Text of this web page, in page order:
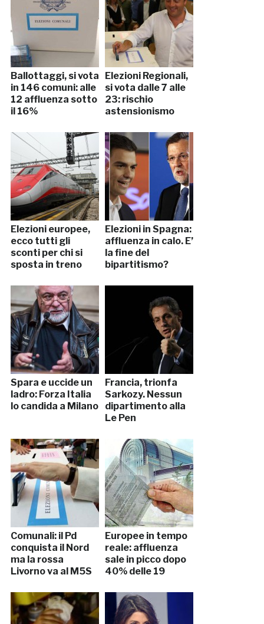
Ballottaggi, si vota
in 146 comuni: alle
12 affluenza sotto
il 16%
Elezioni Regionali,
si vota dalle 7 alle
23: rischio
astensionismo
Elezioni europee,
ecco tutti gli
sconti per chi si
sposta in treno
Elezioni in Spagna:
affluenza in calo. E’
la fine del
bipartitismo?
Spara e uccide un
ladro: Forza Italia
lo candida a Milano
Francia, trionfa
Sarkozy. Nessun
dipartimento alla
Le Pen
Comunali: il Pd
conquista il Nord
ma la rossa
Livorno va al M5S
Europee in tempo
reale: affluenza
sale in picco dopo
40% delle 19